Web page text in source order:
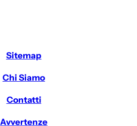
Sitemap
Chi Siamo
Contatti
Avvertenze